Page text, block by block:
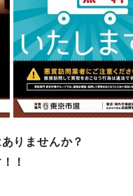
りませんか？
！